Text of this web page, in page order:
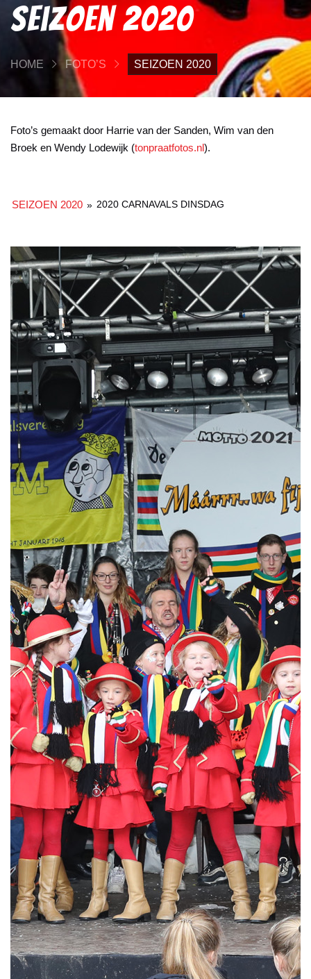
Seizoen 2020
HOME FOTO’S SEIZOEN 2020
Foto’s gemaakt door Harrie van der Sanden, Wim van den
Broek en Wendy Lodewijk (tonpraatfotos.nl).
SEIZOEN 2020 » 2020 CARNAVALS DINSDAG